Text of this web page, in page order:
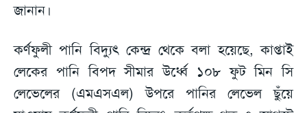
জানান।
কর্ণফুলী পানি বিদ্যুৎ কেন্দ্র থেকে বলা হয়েছে, কাপ্তাই
লেকের পানি বিপদ সীমার উর্ধ্বে ১০৮ ফুট মিন সি
লেভেলের (এমএসএল) উপরে পানির লেভেল ছুঁয়ে